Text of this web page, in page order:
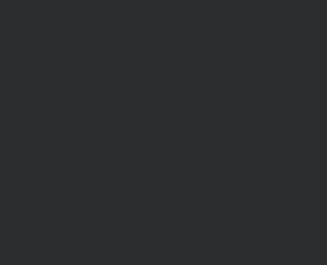
推薦直接包棟!! 可以請民宿代訂烤肉食
KTV設備，歌還蠻新的XD 到墾丁玩不
街了~恆春一堆美食好嗎!! 民宿就在恆春
式料理店，夏天去恆春吃泰式超搭!!